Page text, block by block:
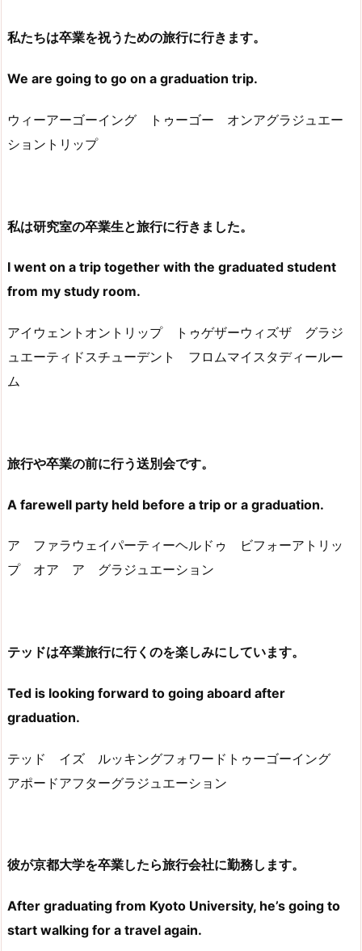
私たちは卒業を祝うための旅行に行きます。
We are going to go on a graduation trip.
ウィーアーゴーイング トゥーゴー オンアグラジュエー
ショントリップ
私は研究室の卒業生と旅行に行きました。
I went on a trip together with the graduated student
from my study room.
アイウェントオントリップ トゥゲザーウィズザ グラジ
ュエーティドスチューデント フロムマイスタディールー
ム
旅行や卒業の前に行う送別会です。
A farewell party held before a trip or a graduation.
ア ファラウェイパーティーヘルドゥ ビフォーアトリッ
プ オア ア グラジュエーション
テッドは卒業旅行に行くのを楽しみにしています。
Ted is looking forward to going aboard after
graduation.
テッド イズ ルッキングフォワードトゥーゴーイング
アポードアフターグラジュエーション
彼が京都大学を卒業したら旅行会社に勤務します。
After graduating from Kyoto University, he’s going to
start walking for a travel again.